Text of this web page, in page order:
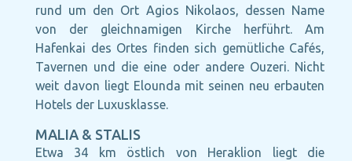
rund um den Ort Agios Nikolaos, dessen Name
von der gleichnamigen Kirche herführt. Am
Hafenkai des Ortes finden sich gemütliche Cafés,
Tavernen und die eine oder andere Ouzeri. Nicht
weit davon liegt Elounda mit seinen neu erbauten
Hotels der Luxusklasse.
MALIA & STALIS
Etwa 34 km östlich von Heraklion liegt die